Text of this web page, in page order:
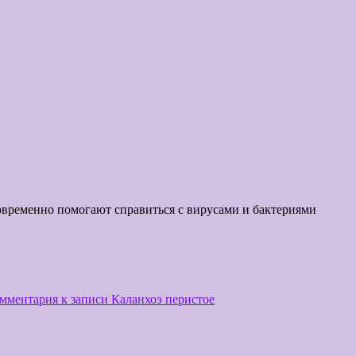
помогают справиться с вирусами и бактериями
к записи Каланхоэ перистое